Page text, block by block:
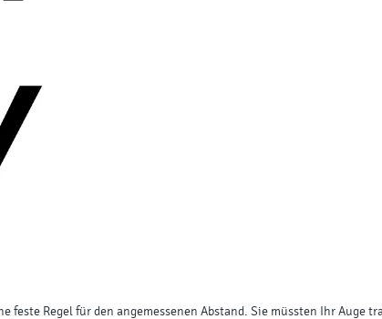
Regel für den angemessenen Abstand. Sie müssten Ihr Auge